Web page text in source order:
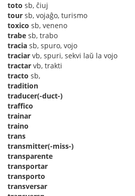
toto sb, ĉiuj
tour sb, vojaĝo, turismo
toxico sb, veneno
trabe sb, trabo
tracia sb, spuro, vojo
traciar vb, spuri, sekvi laŭ la vojo
tractar vb, trakti
tracto sb,
tradition
traducer(-duct-)
traffico
trainar
traino
trans
transmitter(-miss-)
transparente
transportar
transporto
transversar